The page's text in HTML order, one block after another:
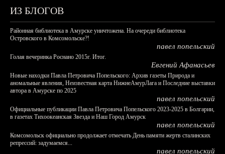
ИЗ БЛОГОВ
Районная библиотека в Амурске уничтожена. На очереди библиотека
Островского в Комсомольске?!
павел попельский
Голая вечеринка Роснано 2015г. Итог.
Евгений Афанасьев
Новые находки Павла Петровича Попельского: Архив газеты Природа и
аномальные явления, Неизвестная карта НижнеАмурЛага и Последние выставки
автора в Амурске по 2025
павел попельский
Официальные публикации Павла Петровича Попельского 2023-2025 в Болгарии,
в газетах Тихоокеанская Звезда и Наш Город Амурск
павел попельский
Комсомольск официально продолжает отмечать День памяти жертв сталинских
репрессий: задумаемся...
павел попельский